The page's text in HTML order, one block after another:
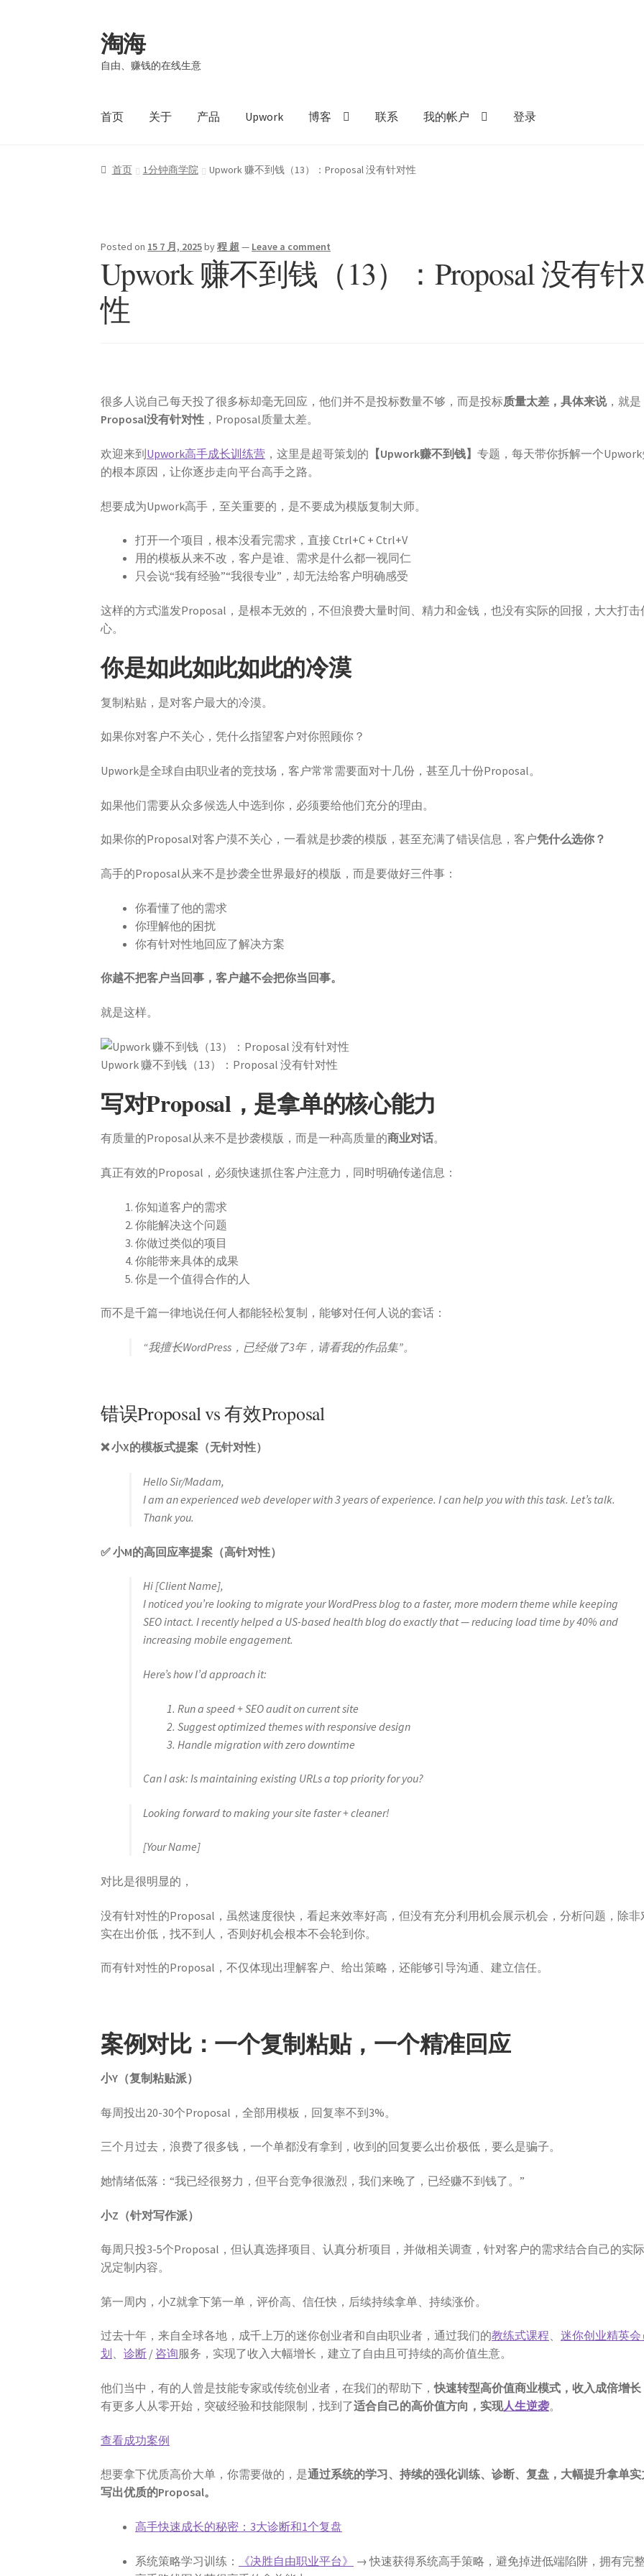
淘海
自由、赚钱的在线生意
首页 关于 产品 Upwork 博客 联系 我的帐户 登录
首页 1分钟商学院 Upwork 赚不到钱（13）：Proposal 没有针对性
Posted on 15 7 月, 2025by程 超 — Leave a comment
Upwork 赚不到钱（13）：Proposal 没有针
性
很多人说自己每天投了很多标却毫无回应，他们并不是投标数量不够，而是投标质量太差，具体来说，就是
Proposal没有针对性 ，Proposal质量太差。
欢迎来到Upwork高手成长训练营 ，这里是超哥策划的 【Upwork赚不到钱】专题，每天带你拆解一个
的根本原因，让你逐步走向平台高手之路。
想要成为Upwork高手，至关重要的，是不要成为模版复制大师。
打开一个项目，根本没看完需求，直接 Ctrl+C + Ctrl+V
用的模板从来不改，客户是谁、需求是什么都一视同仁
只会说“我有经验”“我很专业”，却无法给客户明确感受
这样的方式滥发Proposal，是根本无效的，不但浪费大量时间、精力和金钱，也没有实际的回报，大大打击
心。
你是如此如此如此的冷漠
复制粘贴，是对客户最大的冷漠。
如果你对客户不关心，凭什么指望客户对你照顾你？
Upwork是全球自由职业者的竞技场，客户常常需要面对十几份，甚至几十份Proposal。
如果他们需要从众多候选人中选到你，必须要给他们充分的理由。
如果你的Proposal对客户漠不关心，一看就是抄袭的模版，甚至充满了错误信息，客户凭什么选你？
高手的Proposal从来不是抄袭全世界最好的模版，而是要做好三件事：
你看懂了他的需求
你理解他的困扰
你有针对性地回应了解决方案
你越不把客户当回事，客户越不会把你当回事。
就是这样。
Upwork 赚不到钱（13）：Proposal 没有针对性
写对Proposal，是拿单的核心能力
有质量的Proposal从来不是抄袭模版，而是一种高质量的商业对话。
真正有效的Proposal，必须快速抓住客户注意力，同时明确传递信息：
你知道客户的需求
你能解决这个问题
你做过类似的项目
你能带来具体的成果
你是一个值得合作的人
而不是千篇一律地说任何人都能轻松复制，能够对任何人说的套话：
“我擅长WordPress，已经做了3年，请看我的作品集”。
错误Proposal vs 有效Proposal
❌ 小X的模板式提案（无针对性）
Hello Sir/Madam,
I am an experienced web developer with 3 years of experience. I can help you with this task. Let’s talk.
Thank you.
✅ 小M的高回应率提案（高针对性）
Hi [Client Name],
I noticed you’re looking to migrate your WordPress blog to a faster, more modern theme while keeping
SEO intact. I recently helped a US-based health blog do exactly that — reducing load time by 40% and
increasing mobile engagement.
Here’s how I’d approach it:
Run a speed + SEO audit on current site
Suggest optimized themes with responsive design
Handle migration with zero downtime
Can I ask: Is maintaining existing URLs a top priority for you?
Looking forward to making your site faster + cleaner!
[Your Name]
对比是很明显的，
没有针对性的Proposal，虽然速度很快，看起来效率好高，但没有充分利用机会展示机会，分析问题，除非
实在出价低，找不到人，否则好机会根本不会轮到你。
而有针对性的Proposal，不仅体现出理解客户、给出策略，还能够引导沟通、建立信任。
案例对比：一个复制粘贴，一个精准回应
小Y（复制粘贴派）
每周投出20-30个Proposal，全部用模板，回复率不到3%。
三个月过去，浪费了很多钱，一个单都没有拿到，收到的回复要么出价极低，要么是骗子。
她情绪低落：“我已经很努力，但平台竞争很激烈，我们来晚了，已经赚不到钱了。”
小Z（针对写作派）
每周只投3-5个Proposal，但认真选择项目、认真分析项目，并做相关调查，针对客户的需求结合自己的实
况定制内容。
第一周内，小Z就拿下第一单，评价高、信任快，后续持续拿单、持续涨价。
过去十年，来自全球各地，成千上万的迷你创业者和自由职业者，通过我们的教练式课程、迷你创业精英会
划、诊断 / 咨询服务，实现了收入大幅增长，建立了自由且可持续的高价值生意。
他们当中，有的人曾是技能专家或传统创业者，在我们的帮助下，快速转型高价值商业模式，收入成倍增长
有更多人从零开始，突破经验和技能限制，找到了适合自己的高价值方向，实现人生逆袭。
查看成功案例
想要拿下优质高价大单，你需要做的，是通过系统的学习、持续的强化训练、诊断、复盘，大幅提升拿单实
写出优质的Proposal。
高手快速成长的秘密：3大诊断和1个复盘
系统策略学习训练： 《决胜自由职业平台》
→ 快速获得系统高手策略，避免掉进低端陷阱，拥有完